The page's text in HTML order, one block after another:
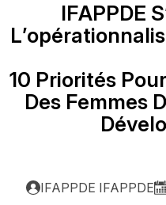
IFAPPDE S
L’opérationnalis
10 Priorités Pour
Des Femmes D
Dévelo
IFAPPDE IFAPPDE